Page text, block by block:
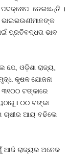
ପଦକ୍ଷେପ ନେଇଛନ୍ତି ।
ପ୍ରତିବଦ୍ଧତା ଭାବ
ଯେ, ଓଡ଼ିଶା ରାଜ୍ୟ,
କୃଷକ ଯୋଜନା
୩୧୦୦ ଟଙ୍କାରେ
୮୦୦ ଟଙ୍କା
ଚାଷୀର ଆୟ ବଢିଲେ
ଆଜି ରାଜ୍ୟର ଅନେକ